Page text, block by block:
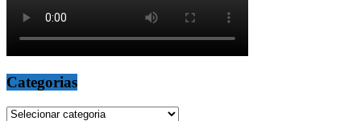
Categorias
Categorias